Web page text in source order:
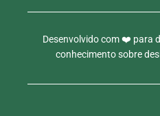
Desenvolvido com ❤️ para
conhecimento sobre